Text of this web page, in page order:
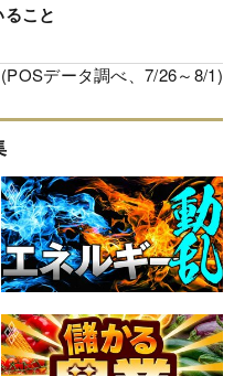
こと
(POSデータ調べ、7/26～8/1)